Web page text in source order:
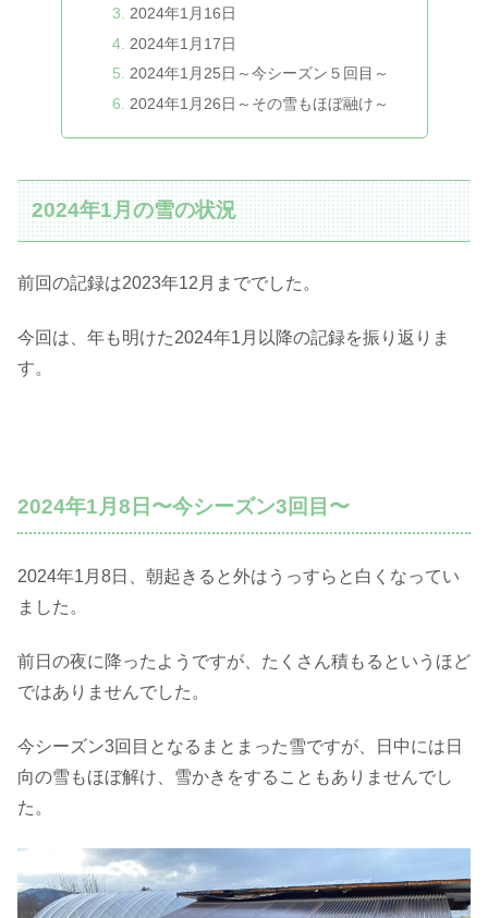
2024年1月16日
2024年1月17日
2024年1月25日～今シーズン５回目～
2024年1月26日～その雪もほぼ融け～
2024年1月の雪の状況
前回の記録は2023年12月まででした。
今回は、年も明けた2024年1月以降の記録を振り返りま
す。
2024年1月8日〜今シーズン3回目〜
2024年1月8日、朝起きると外はうっすらと白くなってい
ました。
前日の夜に降ったようですが、たくさん積もるというほど
ではありませんでした。
今シーズン3回目となるまとまった雪ですが、日中には日
向の雪もほぼ解け、雪かきをすることもありませんでし
た。